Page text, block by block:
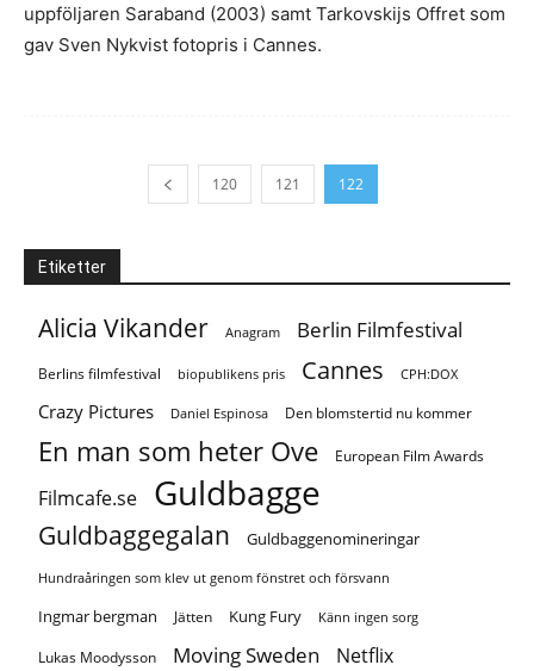
uppföljaren Saraband (2003) samt Tarkovskijs Offret som
gav Sven Nykvist fotopris i Cannes.
120 121 122
Etiketter
Alicia Vikander Anagram Berlin Filmfestival
Berlins filmfestival biopublikens pris Cannes CPH:DOX
Crazy Pictures Daniel Espinosa Den blomstertid nu kommer
En man som heter Ove European Film Awards
Filmcafe.se Guldbagge
Guldbaggegalan Guldbaggenomineringar
Hundraåringen som klev ut genom fönstret och försvann
Ingmar bergman Jätten Kung Fury Känn ingen sorg
Lukas Moodysson Moving Sweden Netflix